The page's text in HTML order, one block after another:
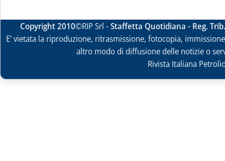
Copyright 2010©RIP Srl -Staffetta Quotidiana - Reg.
E' vietata la riproduzione, ritrasmissione, fotocopia,
altro modo di diffusione delle notizie o
Rivista Italiana